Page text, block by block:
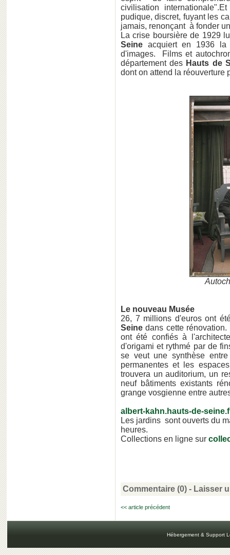
civilisation
pudique, discret, fuyant les
jamais, renonçant à fonder
La crise boursière de 1929
Seine acquiert en 1936
d'images. Films et
département des Hauts de
dont on attend la réouverture
Le nouveau Musée
26, 7 millions d'euros ont
Seinedans cette
ont été confiés à
d'origami et rythmé par de
se veut une synthèse
permanentes et les
trouvera un auditorium, un
neuf bâtiments existants
grange vosgienne entre
albert-kahn.hauts-de-
Les jardins sont ouverts du
heures.
Collections en ligne sur
Commentaire (0) - Laisser
<< article précédent
Hébergement & Support